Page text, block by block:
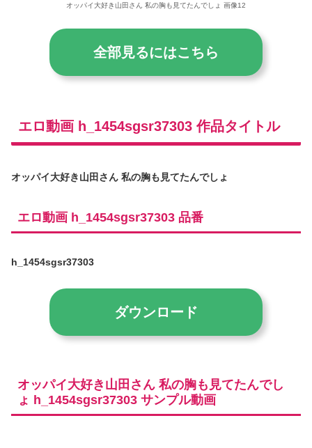
オッパイ大好き山田さん 私の胸も見てたんでしょ 画像12
全部見るにはこちら
エロ動画 h_1454sgsr37303 作品タイトル
オッパイ大好き山田さん 私の胸も見てたんでしょ
エロ動画 h_1454sgsr37303 品番
h_1454sgsr37303
ダウンロード
オッパイ大好き山田さん 私の胸も見てたんでし
ょ h_1454sgsr37303 サンプル動画